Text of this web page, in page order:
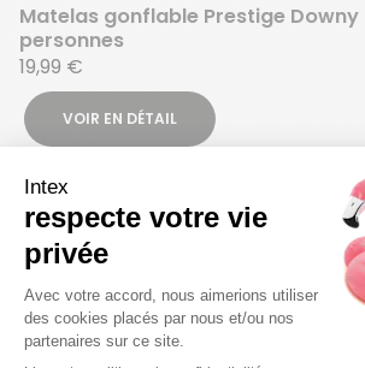
Matelas gonflable Prestige Downy
personnes
19,99 €
VOIR EN DÉTAIL